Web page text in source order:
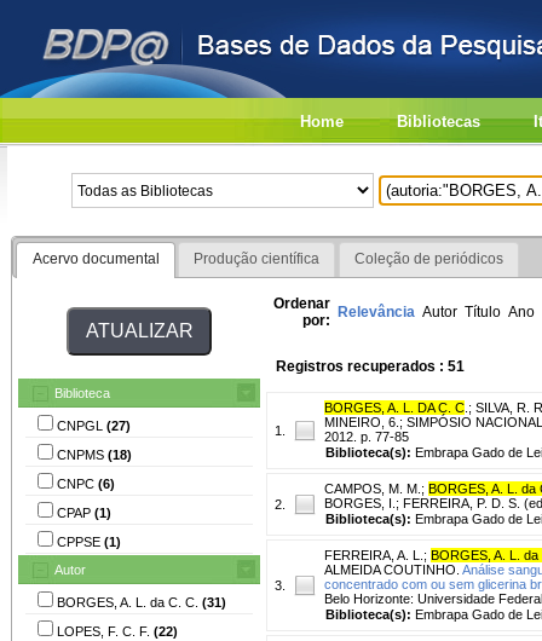
Home Bibliotecas
Acervo documental Produção científica Coleção de periódicos
Biblioteca
CNPGL (27)
CNPMS (18)
CNPC (6)
CPAP (1)
CPPSE (1)
Autor
BORGES, A. L. da C. C. (31)
LOPES, F. C. F. (22)
Ordenar
por: Relevância Autor Título Ano
Registros recuperados : 51
1.
BORGES, A. L. DA C. C ; SILVA, R.
MINEIRO, 6.; SIMPÓSIO
2012. p. 77-85
Biblioteca(s): Embrapa Gado de
2.
CAMPOS, M. M. ; BORGES, A. L. da
BORGES, I.; FERREIRA, P. D. S.
Biblioteca(s): Embrapa Gado de
3.
FERREIRA, A. L. ; BORGES, A. L. da
ALMEIDA COUTINHO. Análise
concentrado com ou sem glicerina
Belo Horizonte: Universidade
Biblioteca(s): Embrapa Gado de